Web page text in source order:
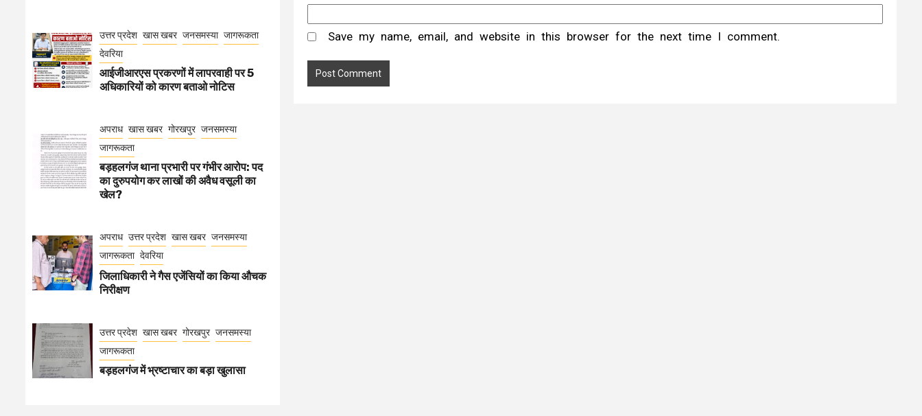
Save my name, email, and website in this browser for the next time I comment.
उत्तर प्रदेश खास खबर जनसमस्या जागरूकता
देवरिया
आईजीआरएस प्रकरणों में लापरवाही पर 5
अधिकारियों को कारण बताओ नोटिस
अपराध खास खबर गोरखपुर जनसमस्या
जागरूकता
बड़हलगंज थाना प्रभारी पर गंभीर आरोप: पद
का दुरुपयोग कर लाखों की अवैध वसूली का
खेल?
अपराध उत्तर प्रदेश खास खबर जनसमस्या
जागरूकता देवरिया
जिलाधिकारी ने गैस एजेंसियों का किया औचक
निरीक्षण
उत्तर प्रदेश खास खबर गोरखपुर जनसमस्या
जागरूकता
बड़हलगंज में भ्रष्टाचार का बड़ा खुलासा